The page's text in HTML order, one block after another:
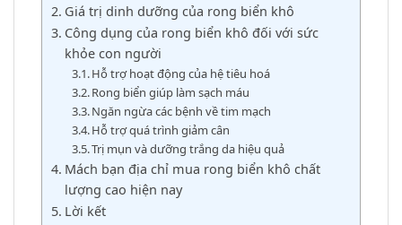
Giá trị dinh dưỡng của rong biển khô
Công dụng của rong biển khô đối với sức
khỏe con người
Hỗ trợ hoạt động của hệ tiêu hoá
Rong biển giúp làm sạch máu
Ngăn ngừa các bệnh về tim mạch
Hỗ trợ quá trình giảm cân
Trị mụn và dưỡng trắng da hiệu quả
Mách bạn địa chỉ mua rong biển khô chất
lượng cao hiện nay
Lời kết